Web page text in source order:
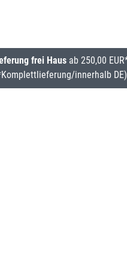
frei Haus ab 250,00
innerhalb DE)